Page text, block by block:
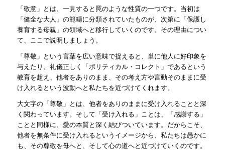
「敬意」とは、一見すると罠のような性質の一つです。当初は
「健全な大人」の範疇に分類されていたものが、次第に「保護し
養育する母親」の領域へと移行していくのです。その理由につい
て、ここで説明しましょう。
「尊敬」という言葉を広い意味で捉えると、単に他人に好印象を
与えたり、礼儀正しく「ポリティカル・コレクト」であるという
教育を超え、他者をありのまま、その考え方や言動そのままに受
け入れるという波動へと私たちを近づけてくれます。
大文字の「尊敬」とは、他者をありのままに受け入れることと深
く関わっています。そして「受け入れる」ことは、「感謝する」
ことと同様に、愛の本質と深く結びついています。だからこそ、
他者を無条件に受け入れるというイメージから、私たちは愚かに
も、その尊敬を母へと、そして心の道へと近づけていくのです。